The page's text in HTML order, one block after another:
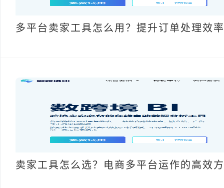
多平台卖家工具怎么用？提升订单处理效
卖家工具怎么选？电商多平台运作的高效